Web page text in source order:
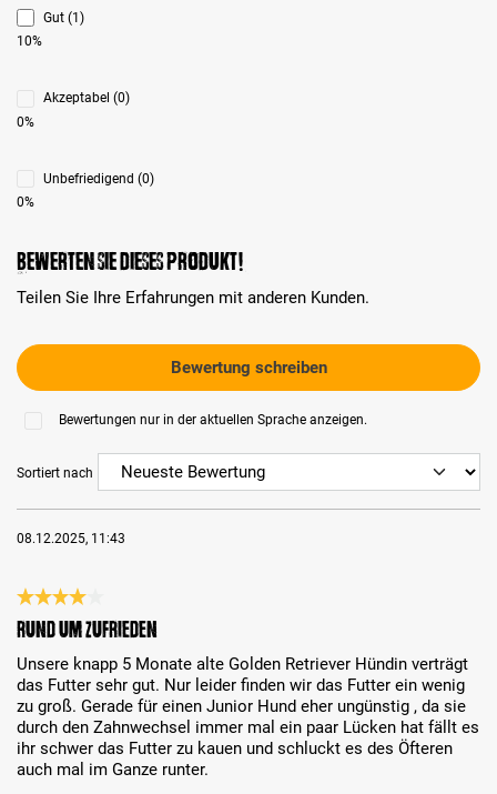
Gut (1)
10%
Akzeptabel (0)
0%
Unbefriedigend (0)
0%
Bewerten Sie dieses Produkt!
Teilen Sie Ihre Erfahrungen mit anderen Kunden.
Bewertung schreiben
Bewertungen nur in der aktuellen Sprache anzeigen.
Sortiert nach
08.12.2025, 11:43
Bewertung mit 4 von 5 Sternen
Rund um zufrieden
Unsere knapp 5 Monate alte Golden Retriever Hündin verträgt
das Futter sehr gut. Nur leider finden wir das Futter ein wenig
zu groß. Gerade für einen Junior Hund eher ungünstig , da sie
durch den Zahnwechsel immer mal ein paar Lücken hat fällt es
ihr schwer das Futter zu kauen und schluckt es des Öfteren
auch mal im Ganze runter.